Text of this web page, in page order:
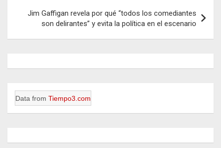
Jim Gaffigan revela por qué “todos los comediantes
son delirantes” y evita la política en el escenario
Data from Tiempo3.com